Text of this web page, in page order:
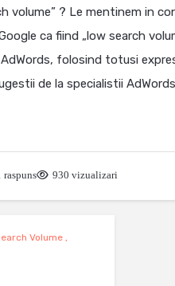
volume” ? Le mentinem in
ca fiind „low search
folosind totusi
de la specialistii
raspuns 930 vizualizari
Volume ,